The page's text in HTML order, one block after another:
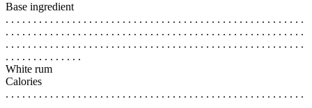
Base ingredient
. . . . . . . . . . . . . . . . . . . . . . . . . . . . . . . . . . . . . . . . . . . . . . . . . . . . . .
. . . . . . . . . . . . . . . . . . . . . . . . . . . . . . . . . . . . . . . . . . . . . . . . . . . . . .
. . . . . . . . . . . . . . . . . . . . . . . . . . . . . . . . . . . . . . . . . . . . . . . . . . . . . .
. . . . . . . . . . . . . .
White rum
Calories
. . . . . . . . . . . . . . . . . . . . . . . . . . . . . . . . . . . . . . . . . . . . . . . . . . . . . .